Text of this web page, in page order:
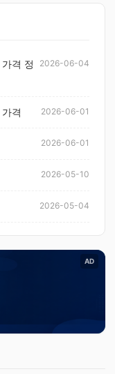
격 정
2026-06-04
격 2026-06-01
2026-06-01
2026-05-10
2026-05-04
AD